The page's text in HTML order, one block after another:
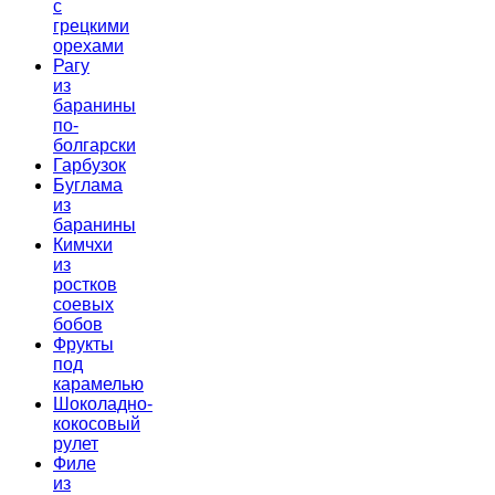
с
грецкими
орехами
Рагу
из
баранины
по-
болгарски
Гарбузок
Буглама
из
баранины
Кимчхи
из
ростков
соевых
бобов
Фрукты
под
карамелью
Шоколадно-
кокосовый
рулет
Филе
из